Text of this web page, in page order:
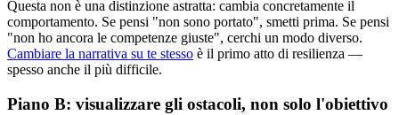
Questa non è una distinzione astratta: cambia concretamente il
comportamento. Se pensi "non sono portato", smetti prima. Se pensi
"non ho ancora le competenze giuste", cerchi un modo diverso.
Cambiare la narrativa su te stesso è il primo atto di resilienza —
spesso anche il più difficile.
Piano B: visualizzare gli ostacoli, non solo l'obiettivo